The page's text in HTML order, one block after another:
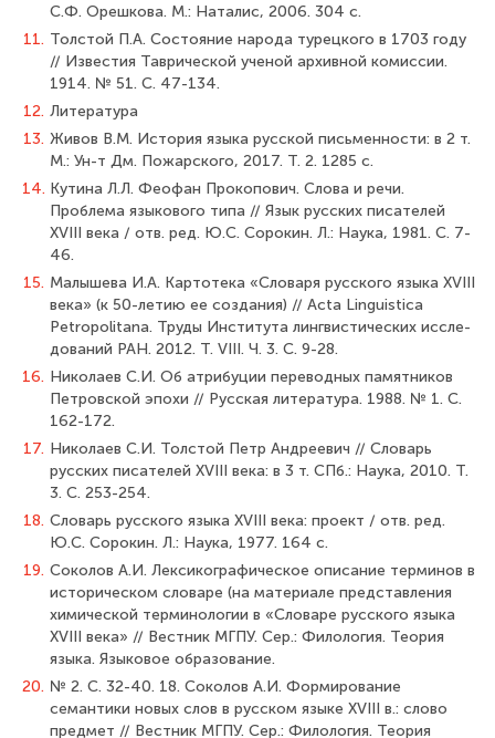
С.Ф. Орешкова. М.: Наталис, 2006. 304 с.
11. Толстой П.А. Состояние народа турецкого в 1703 году
// Известия Таврической ученой архивной комиссии.
1914. № 51. С. 47-134.
12. Литература
13. Живов В.М. История языка русской письменности: в 2 т.
М.: Ун-т Дм. Пожар­ского, 2017. Т. 2. 1285 с.
14. Кутина Л.Л. Феофан Прокопович. Слова и речи.
Проблема языкового типа // Язык русских писателей
XVIII века / отв. ред. Ю.С. Сорокин. Л.: Наука, 1981. С. 7-
46.
15. Малышева И.А. Картотека «Словаря русского языка XVIII
века» (к 50-летию ее создания) // Acta Linguistica
Petropolitana. Труды Института лингвистических иссле­
дований РАН. 2012. Т. VIII. Ч. 3. С. 9-28.
16. Николаев С.И. Об атрибуции переводных памятников
Петровской эпохи // Рус­ская литература. 1988. № 1. С.
162-172.
17. Николаев С.И. Толстой Петр Андреевич // Словарь
русских писателей XVIII века: в 3 т. СПб.: Наука, 2010. Т.
3. С. 253-254.
18. Словарь русского языка XVIII века: проект / отв. ред.
Ю.С. Сорокин. Л.: Наука, 1977. 164 с.
19. Соколов А.И. Лексикографическое описание терминов в
историческом словаре (на материале представления
химической терминологии в «Словаре русского языка
XVIII века» // Вестник МГПУ. Сер.: Филология. Теория
языка. Языковое образование.
20. № 2. С. 32-40. 18. Соколов А.И. Формирование
семантики новых слов в русском языке XVIII в.: слово
предмет // Вестник МГПУ. Сер.: Филология. Теория